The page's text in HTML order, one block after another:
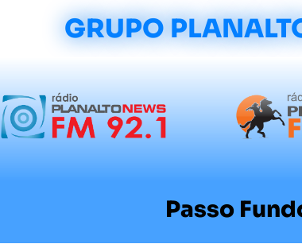
GRUPO
Passo